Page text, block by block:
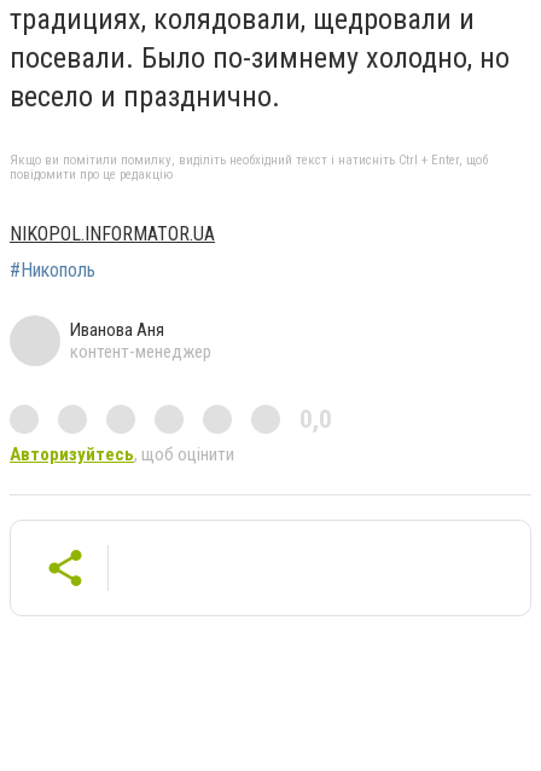
традициях, колядовали, щедровали и
посевали. Было по-зимнему холодно, но
весело и празднично.
Якщо ви помітили помилку, виділіть необхідний текст і натисніть Ctrl + Enter, щоб
повідомити про це редакцію
NIKOPOL.INFORMATOR.UA
#Никополь
Иванова Аня
контент-менеджер
0,0
Авторизуйтесь, щоб оцінити